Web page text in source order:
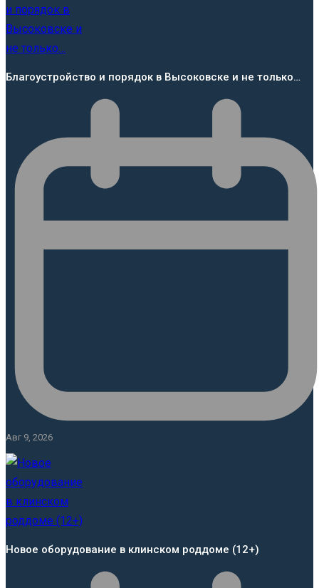
Благоустройство и порядок в Высоковске и не только…
Авг 9, 2026
Новое оборудование в клинском роддоме (12+)